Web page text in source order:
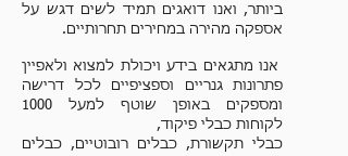
ביותר, ואנו דואגים תמיד לשים דגש על
אספקה מהירה במחירים תחרותיים.
אנו מתגאים בידע ויכולת למצוא ולאפיין
פתרונות גנריים וספציפיים לכל דרישה
ומספקים באופן שוטף למעל 1000
לקוחות כבלי פיקוד,
כבלי תקשורת, כבלים רובוטיים, כבלים